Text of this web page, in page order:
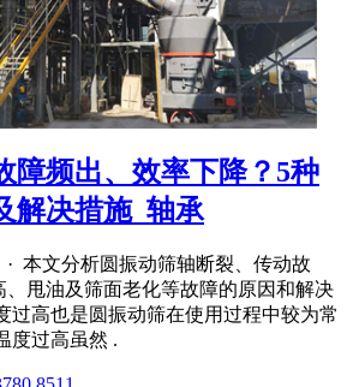
障频出、效率下降？5种
解决措施_轴承
· 本文分析圆振动筛轴断裂、传动故
、甩油及筛面老化等故障的原因和解决
过高也是圆振动筛在使用过程中较为常
度过高虽然 .